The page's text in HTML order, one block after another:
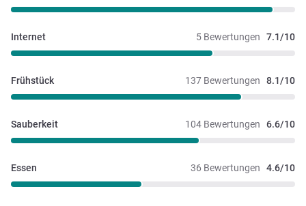
5 Bewertungen 7.1/10
Internet
137 Bewertungen 8.1/10
Frühstück
104 Bewertungen 6.6/10
Sauberkeit
36 Bewertungen 4.6/10
Essen